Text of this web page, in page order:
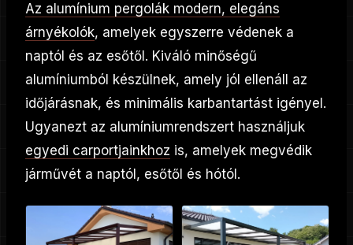
Az alumínium pergolák modern, elegáns
árnyékolók, amelyek egyszerre védenek a
naptól és az esőtől. Kiváló minőségű
alumíniumból készülnek, amely jól ellenáll az
időjárásnak, és minimális karbantartást igényel.
Ugyanezt az alumíniumrendszert használjuk
egyedi carportjainkhoz is, amelyek megvédik
járművét a naptól, esőtől és hótól.